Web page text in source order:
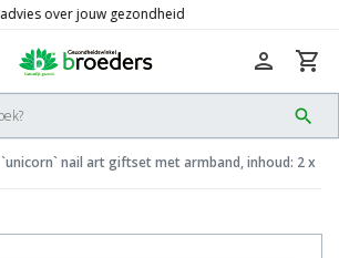
check Gratisverzending vanaf 50,-
search
person shopping_cart
`unicorn` nail art giftset met armband, inhoud: 2 x